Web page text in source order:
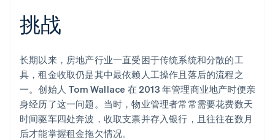
挑战
长期以来，房地产行业一直受困于传统系统和分散的工
具，租金收取仍是其中最依赖人工操作且落后的流程之
一。创始人 Tom Wallace 在 2013 年管理商业地产时便亲
身经历了这一问题。当时，物业管理者常常需要花费数天
时间驱车四处奔波，收取支票并存入银行，且往往在数月
后才能掌握租金拖欠情况。